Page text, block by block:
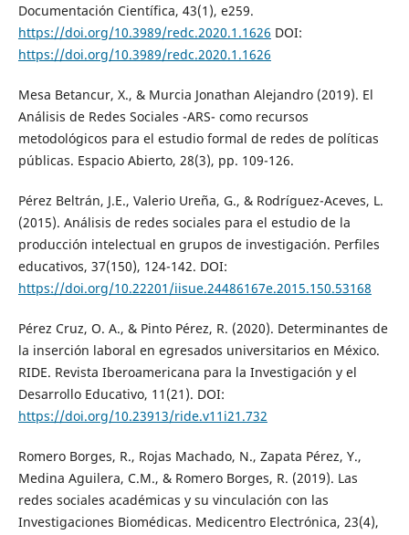
Documentación Científica, 43(1), e259.
https://doi.org/10.3989/redc.2020.1.1626 DOI:
https://doi.org/10.3989/redc.2020.1.1626
Mesa Betancur, X., & Murcia Jonathan Alejandro (2019). El
Análisis de Redes Sociales -ARS- como recursos
metodológicos para el estudio formal de redes de políticas
públicas. Espacio Abierto, 28(3), pp. 109-126.
Pérez Beltrán, J.E., Valerio Ureña, G., & Rodríguez-Aceves, L.
(2015). Análisis de redes sociales para el estudio de la
producción intelectual en grupos de investigación. Perfiles
educativos, 37(150), 124-142. DOI:
https://doi.org/10.22201/iisue.24486167e.2015.150.53168
Pérez Cruz, O. A., & Pinto Pérez, R. (2020). Determinantes de
la inserción laboral en egresados universitarios en México.
RIDE. Revista Iberoamericana para la Investigación y el
Desarrollo Educativo, 11(21). DOI:
https://doi.org/10.23913/ride.v11i21.732
Romero Borges, R., Rojas Machado, N., Zapata Pérez, Y.,
Medina Aguilera, C.M., & Romero Borges, R. (2019). Las
redes sociales académicas y su vinculación con las
Investigaciones Biomédicas. Medicentro Electrónica, 23(4),